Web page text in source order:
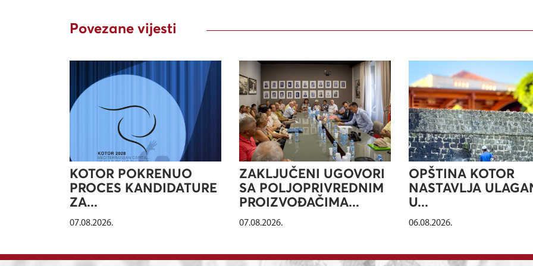
Povezane vijesti
KOTOR POKRENUO
PROCES KANDIDATURE
ZA...
07.08.2026.
ZAKLJUČENI UGOVORI
SA POLJOPRIVREDNIM
PROIZVOĐAČIMA...
07.08.2026.
OPŠTINA KOTOR
NASTAVLJA
U...
06.08.2026.